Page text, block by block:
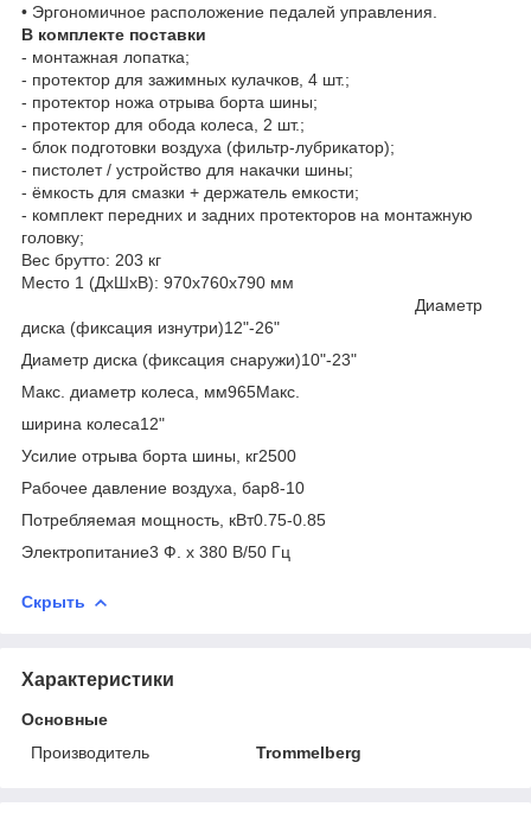
• Эргономичное расположение педалей управления.
В комплекте поставки
- монтажная лопатка;
- протектор для зажимных кулачков, 4 шт.;
- протектор ножа отрыва борта шины;
- протектор для обода колеса, 2 шт.;
- блок подготовки воздуха (фильтр-лубрикатор);
- пистолет / устройство для накачки шины;
- ёмкость для смазки + держатель емкости;
- комплект передних и задних протекторов на монтажную
головку;
Вес брутто: 203 кг
Место 1 (ДхШхВ): 970х760х790 мм
Диаметр
диска (фиксация изнутри)12"-26"
Диаметр диска (фиксация снаружи)10"-23"
Макс. диаметр колеса, мм965Макс.
ширина колеса12"
Усилие отрыва борта шины, кг2500
Рабочее давление воздуха, бар8-10
Потребляемая мощность, кВт0.75-0.85
Электропитание3 Ф. х 380 В/50 Гц
Скрыть
Характеристики
Основные
Производитель
Trommelberg